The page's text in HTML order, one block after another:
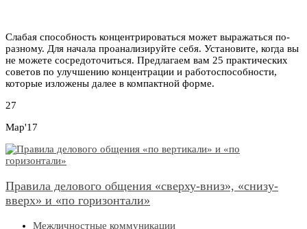
Слабая способность концентрироваться может выражаться по-
разному. Для начала проанализируйте себя. Установите, когда вы
не можете сосредоточиться. Предлагаем вам 25 практических
советов по улучшению концентрации и работоспособности,
которые изложены далее в компактной форме.
27
Мар'17
Правила делового общения «сверху-вниз», «снизу-
вверх» и «по горизонтали»
Межличностные коммуникации